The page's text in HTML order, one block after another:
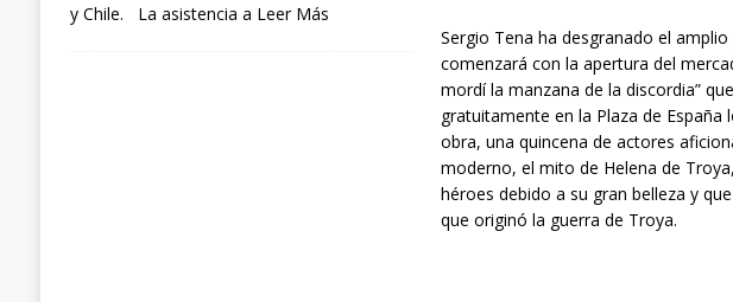
Sergio Tena ha desgranado el
comenzará con la apertura del
mordí la manzana de la discordia”
gratuitamente en la Plaza de España
obra, una quincena de actores
moderno, el mito de Helena de
héroes debido a su gran belleza y
que originó la guerra de Troya.
y Chile. La asistencia a Leer Más